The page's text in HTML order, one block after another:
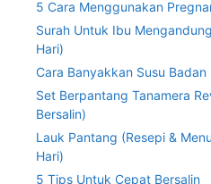
5 Cara Menggunakan
Surah Untuk Ibu
Hari)
Cara Banyakkan Susu
Set Berpantang Tanamera
Bersalin)
Lauk Pantang (Resepi &
Hari)
5 Tips Untuk Cepat Bersalin